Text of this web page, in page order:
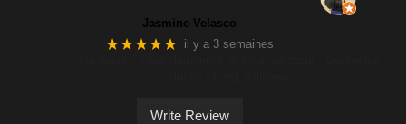
Jasmine Velasco
★★★★★ il y a 3 semaines
Write Review